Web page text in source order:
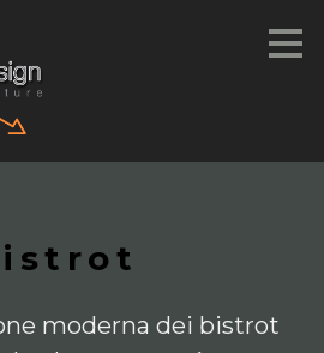
moderna dei bistrot